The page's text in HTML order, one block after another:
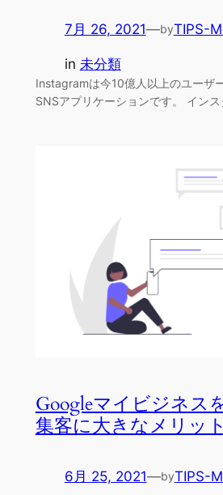
7月 26, 2021—byTIPS-
in 未分類
Instagramは今10億人以上のユーザ
SNSアプリケーションです。 イン
Googleマイビジネス
集客に大きなメリッ
6月 25, 2021—byTIPS-